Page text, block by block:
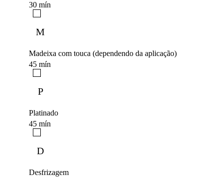
30 mín
M
Madeixa com touca (dependendo da aplicação)
45 mín
P
Platinado
45 mín
D
Desfrizagem